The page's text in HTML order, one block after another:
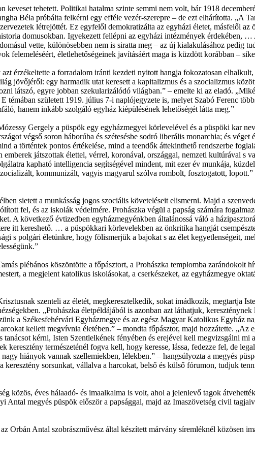
tehetett. Politikai hatalma szinte semmi nem volt, bár 1918
Béla próbálta felkérni egy efféle vezér-szerepre – de ezt elhárította. „A
létrejöttét. Ez egyfelől demokratizálta az egyházi életet, másfelől az
domusokban. Igyekezett fellépni az egyházi intézmények érdekében,
vette, különösebben nem is siratta meg – az új kialakulásához
felemeléséért, életlehetőségeinek javításáért maga is küzdött korábban –
érzékeltette a forradalom iránti kezdeti nyitott hangja fokozatosan
jövőjéről: egy harmadik utat keresett a kapitalizmus és a szocializmus
látszó, egyre jobban szekularizálódó világban.” – emelte ki az eladó.
született 1919. július 7-i naplójegyzete is, melyet Szabó Ferenc
hanem inkább szolgáló egyház kiépülésének lehetőségét látta meg.”
Gergely a püspök egy egyházmegyei körlevelével és a püspöki kar
végső soron háborúba és szétesésbe sodró liberális monarchia; és
a történtek pontos értékelése, mind a teendők áttekinthető rendszerbe
emberek játszottak élettel, vérrel, koronával, országgal, nemzeti kultúrával s
kapható intelligencia segítségével mindent, mit ezer év munkája,
kommunizált, vagyis magyarul szólva rombolt, fosztogatott,
sietett a munkásság jogos szociális követeléseit elismerni. Majd a
fel, és az iskolák védelmére. Prohászka végül a papság számára
A következő évtizedben egyházmegyénkben általánossá váló a
itt kereshető. … a püspökkari körlevelekben az önkritika hangját
s polgári életünkre, hogy fölismerjük a bajokat s az élet kegyetlenségeit,
plébános köszöntötte a főpásztort, a Prohászka templomba zarándokolt
a megjelent katolikus iskolásokat, a cserkészeket, az egyházmegye
szenteli az életét, megkeresztelkedik, sokat imádkozik, megtartja
„Prohászka életpéldájából is azonban azt láthatjuk,
a Székesfehérvári Egyházmegye és az egész Magyar Katolikus Egyház
kellett megvívnia életében.” – mondta főpásztor, majd hozzátette.
kérni, Isten Szentlelkének fényében és erejével kell megvizsgálni mi
keresztény természeténél fogva kell, hogy keresse, lássa, fedezze fel, de
hiányok vannak szellemiekben, lélekben.” – hangsúlyozta a megyés
sorsunkat, vállalva a harcokat, belső és külső fórumon, tudjuk
közös, éves hálaadó- és imaalkalma is volt, ahol a jelenlevő tagok
Antal megyés püspök először a papsággal, majd az Imaszövetség civil
Orbán Antal szobrászművész által készített márvány síremléknél közösen